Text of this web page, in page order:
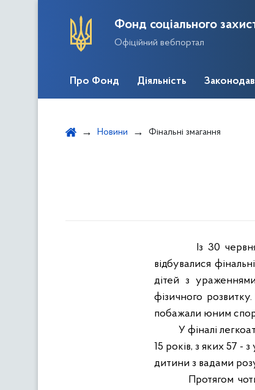
Фонд соціального
Офіційний вебпортал
Про Фонд Діяльність
Новини Фінальні змагання
Із 30
відбувалися
дітей з
фізичного
побажали юним
У фіналі
15 років, з яких 57 -
дитини з вадами
Протягом